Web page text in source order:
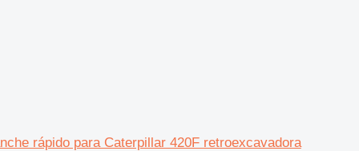
rápido para Caterpillar 420F retroexcavadora